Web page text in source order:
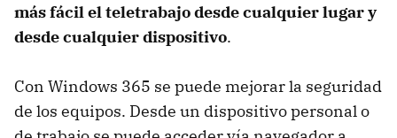
más fácil el teletrabajo desde cualquier lugar y
desde cualquier dispositivo.
Con Windows 365 se puede mejorar la seguridad
de los equipos. Desde un dispositivo personal o